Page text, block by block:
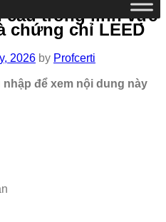
cầu trong lĩnh vực
chứng chỉ LEED
2026 by Profcerti
để xem nội dung này